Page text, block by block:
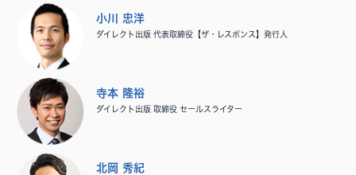
小川 忠洋
ダイレクト出版 代表取締役【ザ・レスポンス】発行人
寺本 隆裕
ダイレクト出版 取締役 セールスライター
北岡 秀紀